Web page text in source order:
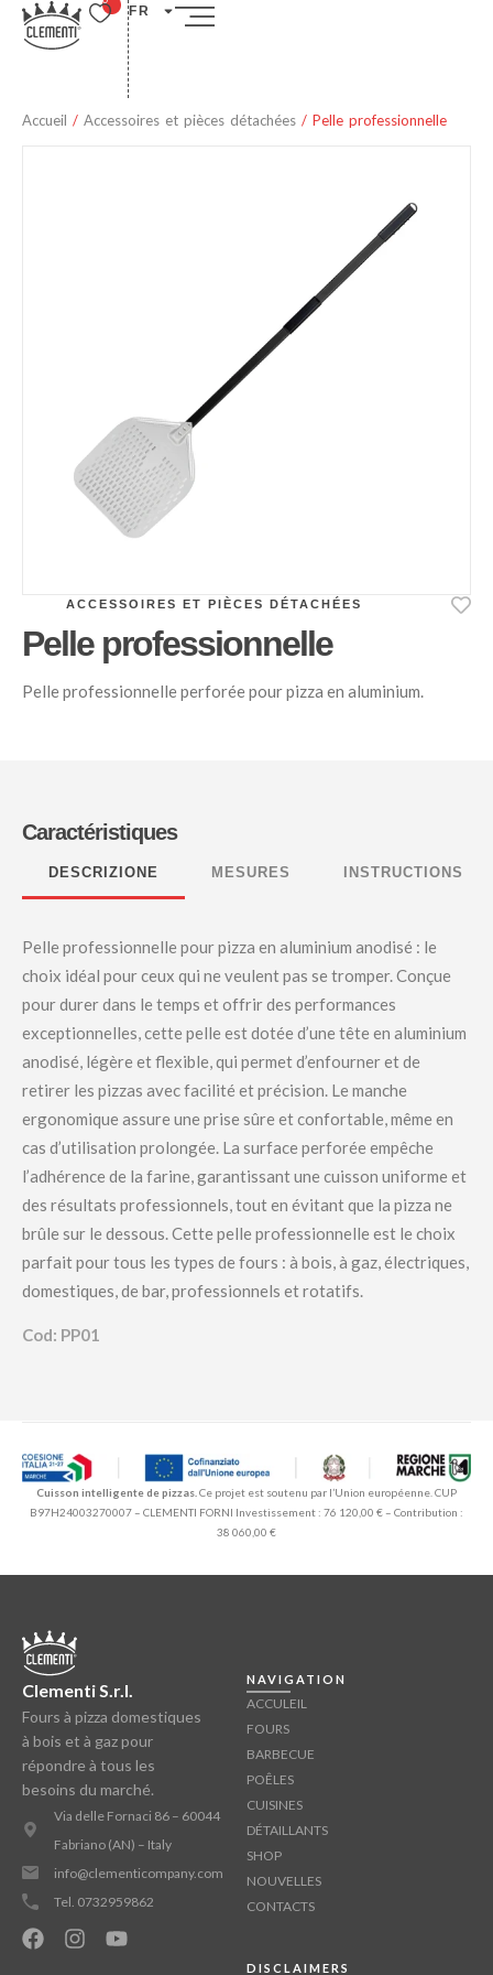
FR
Accueil / Accessoires et pièces détachées / Pelle professionnelle
ACCESSOIRES ET PIÈCES DÉTACHÉES
Pelle professionnelle
Pelle professionnelle perforée pour pizza en aluminium.
Caractéristiques
DESCRIZIONE MESURES INSTRUCTIONS
Pelle professionnelle pour pizza en aluminium anodisé : le
choix idéal pour ceux qui ne veulent pas se tromper. Conçue
pour durer dans le temps et offrir des performances
exceptionnelles, cette pelle est dotée d’une tête en aluminium
anodisé, légère et flexible, qui permet d’enfourner et de
retirer les pizzas avec facilité et précision. Le manche
ergonomique assure une prise sûre et confortable, même en
cas d’utilisation prolongée. La surface perforée empêche
l’adhérence de la farine, garantissant une cuisson uniforme et
des résultats professionnels, tout en évitant que la pizza ne
brûle sur le dessous. Cette pelle professionnelle est le choix
parfait pour tous les types de fours : à bois, à gaz, électriques,
domestiques, de bar, professionnels et rotatifs.
Cod: PP01
Cuisson intelligente de pizzas. Ce projet est soutenu par l’Union européenne. CUP
B97H24003270007 – CLEMENTI FORNI Investissement : 76 120,00 € – Contribution :
38 060,00 €
Clementi S.r.l.
Fours à pizza domestiques
à bois et à gaz pour
répondre à tous les
besoins du marché.
Via delle Fornaci 86 – 60044
Fabriano (AN) – Italy
info@clementicompany.com
Tel. 0732959862
NAVIGATION
ACCULEIL
FOURS
BARBECUE
POÊLES
CUISINES
DÉTAILLANTS
SHOP
NOUVELLES
CONTACTS
DISCLAIMERS